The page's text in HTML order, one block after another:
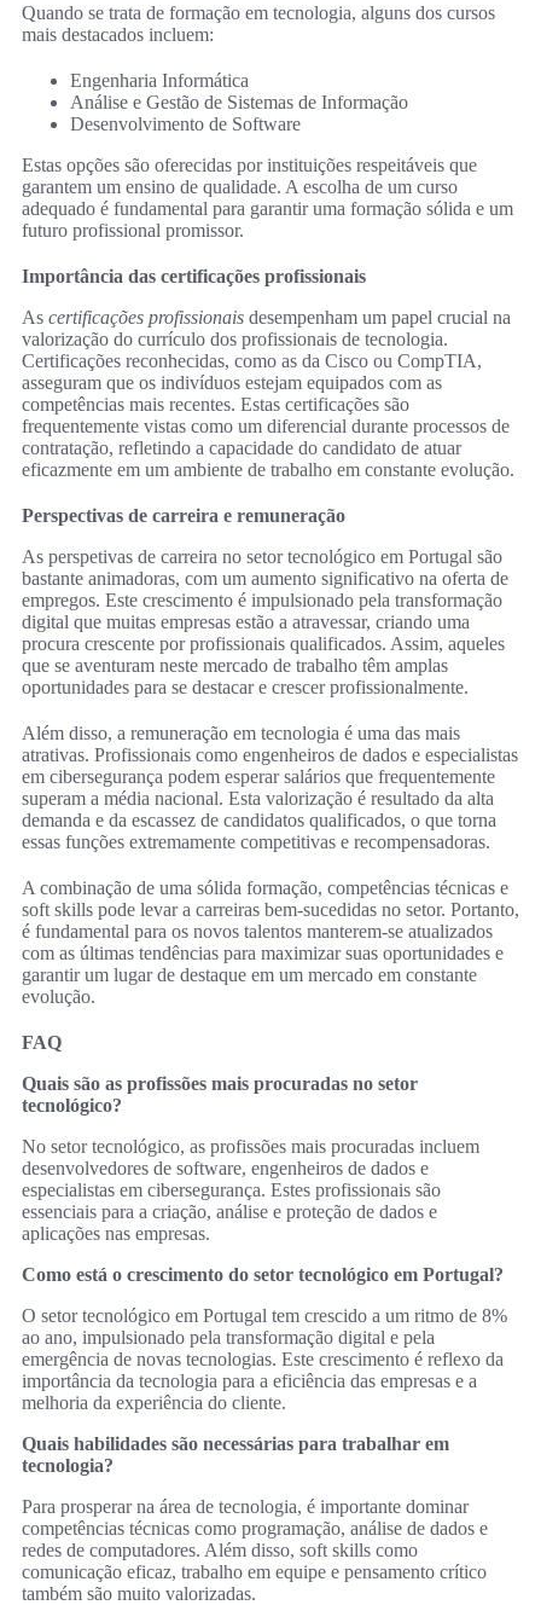
Quando se trata de formação em tecnologia, alguns dos cursos
mais destacados incluem:
Engenharia Informática
Análise e Gestão de Sistemas de Informação
Desenvolvimento de Software
Estas opções são oferecidas por instituições respeitáveis que
garantem um ensino de qualidade. A escolha de um curso
adequado é fundamental para garantir uma formação sólida e um
futuro profissional promissor.
Importância das certificações profissionais
As certificações profissionais desempenham um papel crucial na
valorização do currículo dos profissionais de tecnologia.
Certificações reconhecidas, como as da Cisco ou CompTIA,
asseguram que os indivíduos estejam equipados com as
competências mais recentes. Estas certificações são
frequentemente vistas como um diferencial durante processos de
contratação, refletindo a capacidade do candidato de atuar
eficazmente em um ambiente de trabalho em constante evolução.
Perspectivas de carreira e remuneração
As perspetivas de carreira no setor tecnológico em Portugal são
bastante animadoras, com um aumento significativo na oferta de
empregos. Este crescimento é impulsionado pela transformação
digital que muitas empresas estão a atravessar, criando uma
procura crescente por profissionais qualificados. Assim, aqueles
que se aventuram neste mercado de trabalho têm amplas
oportunidades para se destacar e crescer profissionalmente.
Além disso, a remuneração em tecnologia é uma das mais
atrativas. Profissionais como engenheiros de dados e especialistas
em cibersegurança podem esperar salários que frequentemente
superam a média nacional. Esta valorização é resultado da alta
demanda e da escassez de candidatos qualificados, o que torna
essas funções extremamente competitivas e recompensadoras.
A combinação de uma sólida formação, competências técnicas e
soft skills pode levar a carreiras bem-sucedidas no setor. Portanto,
é fundamental para os novos talentos manterem-se atualizados
com as últimas tendências para maximizar suas oportunidades e
garantir um lugar de destaque em um mercado em constante
evolução.
FAQ
Quais são as profissões mais procuradas no setor
tecnológico?
No setor tecnológico, as profissões mais procuradas incluem
desenvolvedores de software, engenheiros de dados e
especialistas em cibersegurança. Estes profissionais são
essenciais para a criação, análise e proteção de dados e
aplicações nas empresas.
Como está o crescimento do setor tecnológico em Portugal?
O setor tecnológico em Portugal tem crescido a um ritmo de 8%
ao ano, impulsionado pela transformação digital e pela
emergência de novas tecnologias. Este crescimento é reflexo da
importância da tecnologia para a eficiência das empresas e a
melhoria da experiência do cliente.
Quais habilidades são necessárias para trabalhar em
tecnologia?
Para prosperar na área de tecnologia, é importante dominar
competências técnicas como programação, análise de dados e
redes de computadores. Além disso, soft skills como
comunicação eficaz, trabalho em equipe e pensamento crítico
também são muito valorizadas.